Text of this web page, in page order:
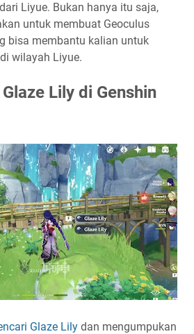
Liyue. Bukan hanya itu saja,
untuk membuat Geoculus
bisa membantu kalian untuk
wilayah Liyue.
Lily di Genshin
Glaze Lily dan mengumpukan